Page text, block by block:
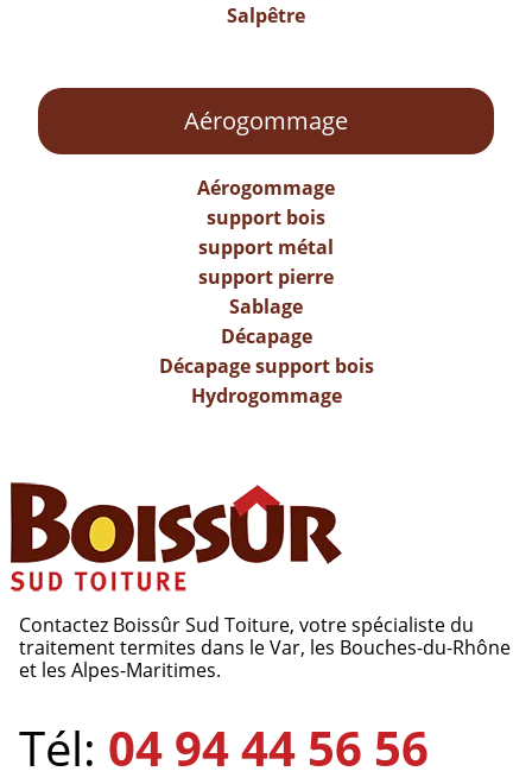
Salpêtre
Aérogommage
Aérogommage
support bois
support métal
support pierre
Sablage
Décapage
Décapage support bois
Hydrogommage
Contactez Boissûr Sud Toiture, votre spécialiste du
traitement termites dans le Var, les Bouches-du-Rhône
et les Alpes-Maritimes.
Tél: 04 94 44 56 56